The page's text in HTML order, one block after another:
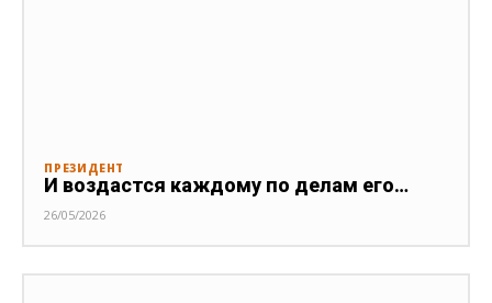
ПРЕЗИДЕНТ
И воздастся каждому по делам его…
26/05/2026